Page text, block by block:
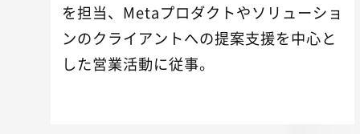
を担当、Metaプロダクトやソリューショ
ンのクライアントへの提案支援を中心と
した営業活動に従事。